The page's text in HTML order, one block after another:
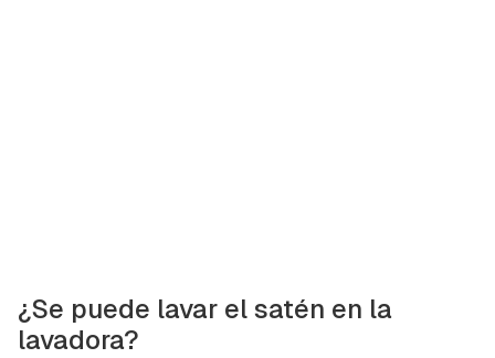
¿Se puede lavar el satén en la
lavadora?